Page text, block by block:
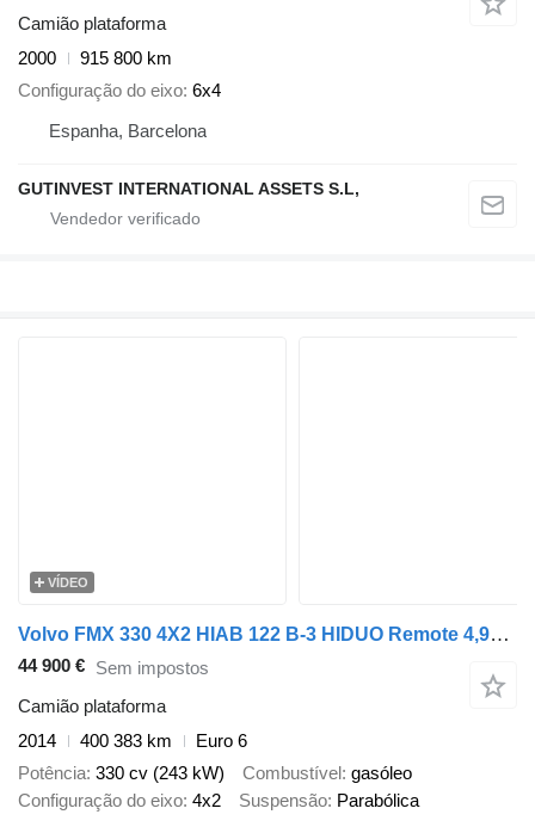
Camião plataforma
2000
915 800 km
Configuração do eixo 6x4
Espanha, Barcelona
GUTINVEST INTERNATIONAL ASSETS S.L,
VÍDEO
Volvo FMX 330 4X2 HIAB 122 B-3 HIDUO Remote 4,90m WB Euro 6
44 900 € Sem impostos
Camião plataforma
2014
400 383 km
Euro 6
Potência 330 cv (243 kW) Combustível gasóleo
Configuração do eixo 4x2 Suspensão Parabólica